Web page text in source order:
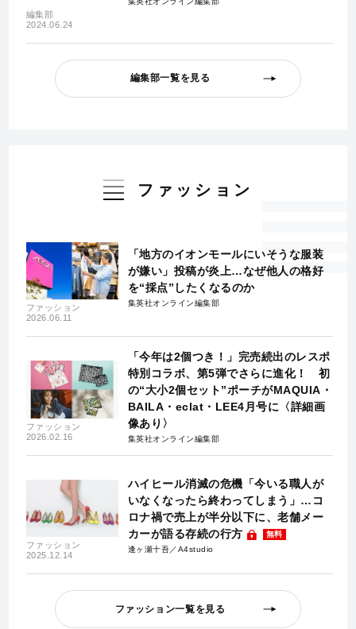
編集部
2024.06.24
編集部一覧を見る
ファッション
ファッション
2026.06.11
「地方のイオンモールにいそうな服装
が嫌い」投稿が炎上…なぜ他人の格好
を“採点”したくなるのか
集英社オンライン編集部
ファッション
2026.02.16
「今年は2個つき！」完売続出のレスポ
特別コラボ、第5弾でさらに進化！ 初
の“大小2個セット”ポーチがMAQUIA・
BAILA・eclat・LEE4月号に〈詳細画
像あり〉
集英社オンライン編集部
ファッション
2025.12.14
ハイヒール消滅の危機「今いる職人が
いなくなったら終わってしまう」…コ
ロナ禍で売上が半分以下に、老舗メー
カーが語る存続の行方
無料
逢ヶ瀬十吾／A4studio
ファッション一覧を見る